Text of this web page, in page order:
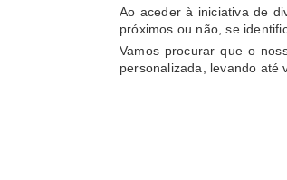
Ao aceder à iniciativa de
próximos ou não, se
Vamos procurar que o
personalizada, levando até